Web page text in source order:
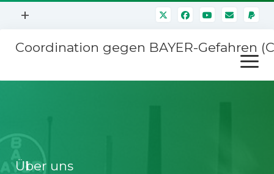
Menü
+
Mitmachen
Kontakt
Impressum
Coordination gegen BAYER-Gefahren
Menü
öffnen
Stichwort BAYER
Über uns